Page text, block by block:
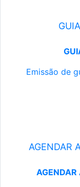
Emissão de
AGENDAR
AGENDAR